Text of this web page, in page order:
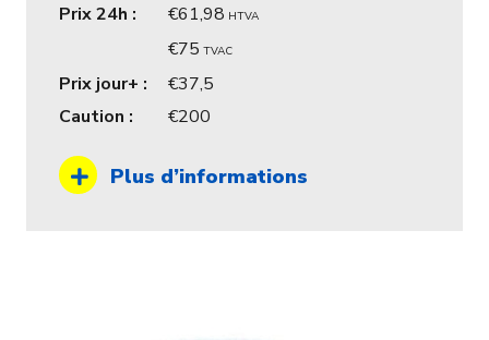
Prix 24h : 61,98 HTVA
75 TVAC
Prix jour+ :
37,5
Caution :
200
Plus d’informations